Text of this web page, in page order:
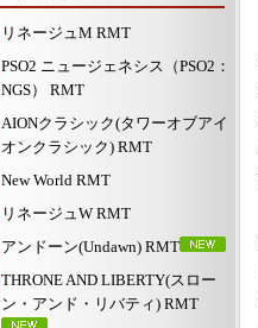
リネージュM RMT
PSO2 ニュージェネシス（PSO2：
NGS） RMT
AIONクラシック(タワーオブアイ
オンクラシック) RMT
New World RMT
リネージュW RMT
アンドーン(Undawn) RMT
THRONE AND LIBERTY(スロー
ン・アンド・リバティ) RMT